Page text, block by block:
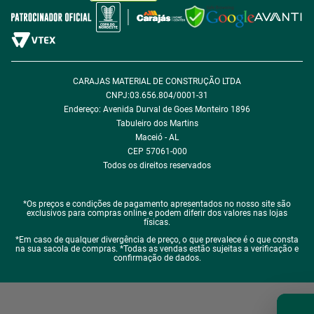
Política de Desconto
Fale com encarregado de dados
CARAJAS MATERIAL DE CONSTRUÇÃO LTDA
CNPJ:03.656.804/0001-31
Endereço: Avenida Durval de Goes Monteiro 1896
Tabuleiro dos Martins
Maceió - AL
CEP 57061-000
Todos os direitos reservados
*Os preços e condições de pagamento apresentados no nosso site são
exclusivos para compras online e podem diferir dos valores nas lojas
físicas.
*Em caso de qualquer divergência de preço, o que prevalece é o que consta
na sua sacola de compras. *Todas as vendas estão sujeitas a verificação e
confirmação de dados.